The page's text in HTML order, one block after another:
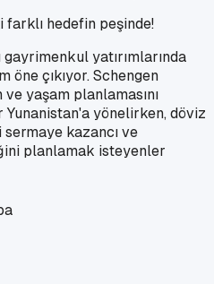
farklı hedefin peşinde!
gayrimenkul yatırımlarında
öne çıkıyor. Schengen
yaşam planlamasını
Yunanistan'a yönelirken, döviz
kazancı ve
planlamak isteyenler